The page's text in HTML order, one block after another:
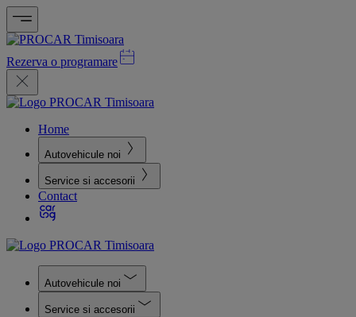
Rezerva o programare
Home
Autovehicule noi
Service si accesorii
Contact
Autovehicule noi
Service si accesorii